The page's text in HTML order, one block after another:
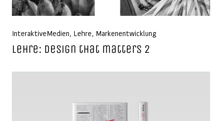
InteraktiveMedien, Lehre, Markenentwicklung
Lehre: Design that matters 2